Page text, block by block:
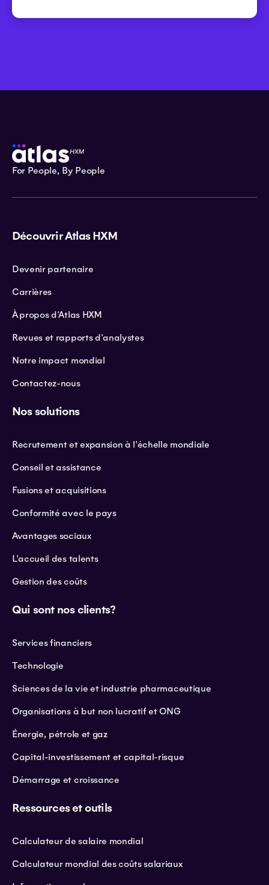
For People, By People
Découvrir Atlas HXM
Devenir partenaire
Carrières
À propos d'Atlas HXM
Revues et rapports d'analystes
Notre impact mondial
Contactez-nous
Nos solutions
Recrutement et expansion à l'échelle mondiale
Conseil et assistance
Fusions et acquisitions
Conformité avec le pays
Avantages sociaux
L'accueil des talents
Gestion des coûts
Qui sont nos clients?
Services financiers
Technologie
Sciences de la vie et industrie pharmaceutique
Organisations à but non lucratif et ONG
Énergie, pétrole et gaz
Capital-investissement et capital-risque
Démarrage et croissance
Ressources et outils
Calculateur de salaire mondial
Calculateur mondial des coûts salariaux